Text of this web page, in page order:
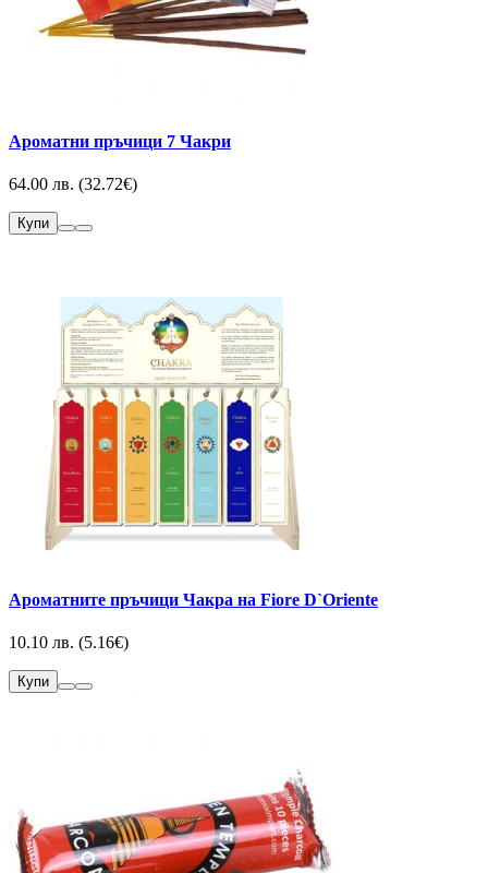
Ароматни пръчици 7 Чакри
64.00 лв. (32.72€)
Купи
Ароматните пръчици Чакра на Fiore D`Oriente
10.10 лв. (5.16€)
Купи